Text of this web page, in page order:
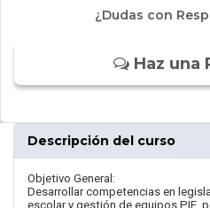
¿Dudas con
Haz una
Descripción del curso
Objetivo General:
Desarrollar competencias en
escolar y gestión de equipos PIE,